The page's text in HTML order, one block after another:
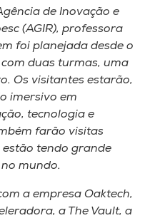
de Inovação e
(AGIR), professora
foi planejada desde o
duas turmas, uma
Os visitantes estarão,
imersivo em
tecnologia e
farão visitas
estão tendo grande
mundo.
a empresa Oaktech,
a The Vault, a